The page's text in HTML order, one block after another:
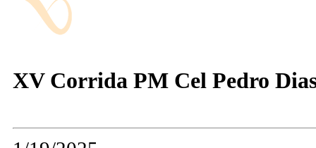
XV Corrida PM Cel Pedro